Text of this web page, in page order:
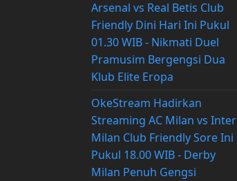
Arsenal vs Real Betis Club
Friendly Dini Hari Ini Pukul
01.30 WIB - Nikmati Duel
Pramusim Bergengsi Dua
Klub Elite Eropa
OkeStream Hadirkan
Streaming AC Milan vs Inter
Milan Club Friendly Sore Ini
Pukul 18.00 WIB - Derby
Milan Penuh Gengsi